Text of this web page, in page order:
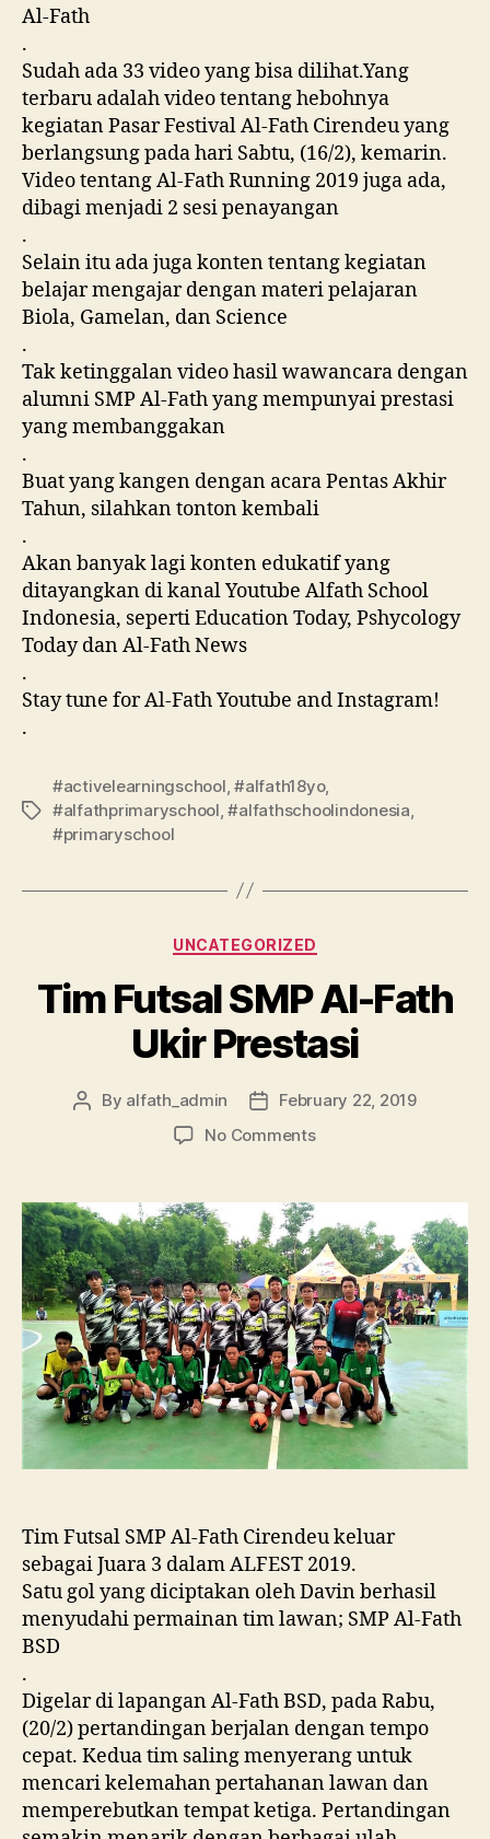
Al-Fath
.
Sudah ada 33 video yang bisa dilihat.Yang
terbaru adalah video tentang hebohnya
kegiatan Pasar Festival Al-Fath Cirendeu yang
berlangsung pada hari Sabtu, (16/2), kemarin.
Video tentang Al-Fath Running 2019 juga ada,
dibagi menjadi 2 sesi penayangan
.
Selain itu ada juga konten tentang kegiatan
belajar mengajar dengan materi pelajaran
Biola, Gamelan, dan Science
.
Tak ketinggalan video hasil wawancara dengan
alumni SMP Al-Fath yang mempunyai prestasi
yang membanggakan
.
Buat yang kangen dengan acara Pentas Akhir
Tahun, silahkan tonton kembali
.
Akan banyak lagi konten edukatif yang
ditayangkan di kanal Youtube Alfath School
Indonesia, seperti Education Today, Pshycology
Today dan Al-Fath News
.
Stay tune for Al-Fath Youtube and Instagram!
.
#activelearningschool ,#alfath18yo,
#alfathprimaryschool ,#alfathschoolindonesia
#primaryschool
UNCATEGORIZED
Tim Futsal SMP Al-Fath
Ukir Prestasi
By alfath_admin
February 22, 2019
No Comments
Tim Futsal SMP Al-Fath Cirendeu keluar
sebagai Juara 3 dalam ALFEST 2019.
Satu gol yang diciptakan oleh Davin berhasil
menyudahi permainan tim lawan; SMP Al-Fath
BSD
.
Digelar di lapangan Al-Fath BSD, pada Rabu,
(20/2) pertandingan berjalan dengan tempo
cepat. Kedua tim saling menyerang untuk
mencari kelemahan pertahanan lawan dan
memperebutkan tempat ketiga. Pertandingan